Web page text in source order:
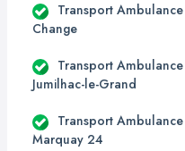
Transport
Change
Transport Ambulance
Jumilhac-le-Grand
Transport Ambulance
Marquay 24